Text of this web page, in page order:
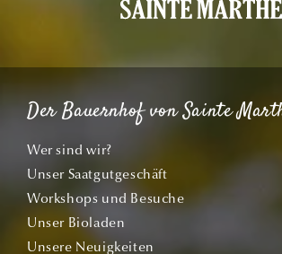
Der Bauernhof von Sainte
Wer sind wir?
Unser Saatgutgeschäft
Workshops und Besuche
Unser Bioladen
Unsere Neuigkeiten